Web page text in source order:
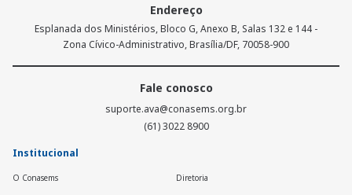
Endereço
Esplanada dos Ministérios, Bloco G, Anexo B, Salas 132 e 144 -
Zona Cívico-Administrativo, Brasília/DF, 70058-900
Fale conosco
suporte.ava@conasems.org.br
(61) 3022 8900
Institucional
O Conasems Diretoria